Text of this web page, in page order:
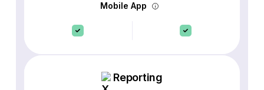
Mobile App
Reporting